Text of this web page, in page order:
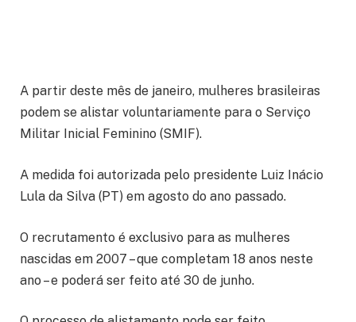
A partir deste mês de janeiro, mulheres brasileiras
podem se alistar voluntariamente para o Serviço
Militar Inicial Feminino (SMIF).
A medida foi autorizada pelo presidente Luiz Inácio
Lula da Silva (PT) em agosto do ano passado.
O recrutamento é exclusivo para as mulheres
nascidas em 2007 – que completam 18 anos neste
ano – e poderá ser feito até 30 de junho.